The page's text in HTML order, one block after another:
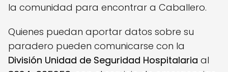
la comunidad para encontrar a Caballero.
Quienes puedan aportar datos sobre su
paradero pueden comunicarse con la
División Unidad de Seguridad Hospitalaria al